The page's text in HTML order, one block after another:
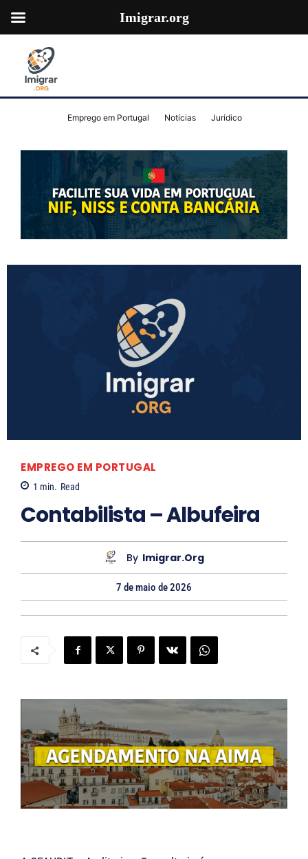
Emprego em Portugal Notícias Jurídico
EMPREGO EM PORTUGAL
1 min. Read
Contabilista – Albufeira
By Imigrar.org
7 de maio de 2026
Imigrar.org